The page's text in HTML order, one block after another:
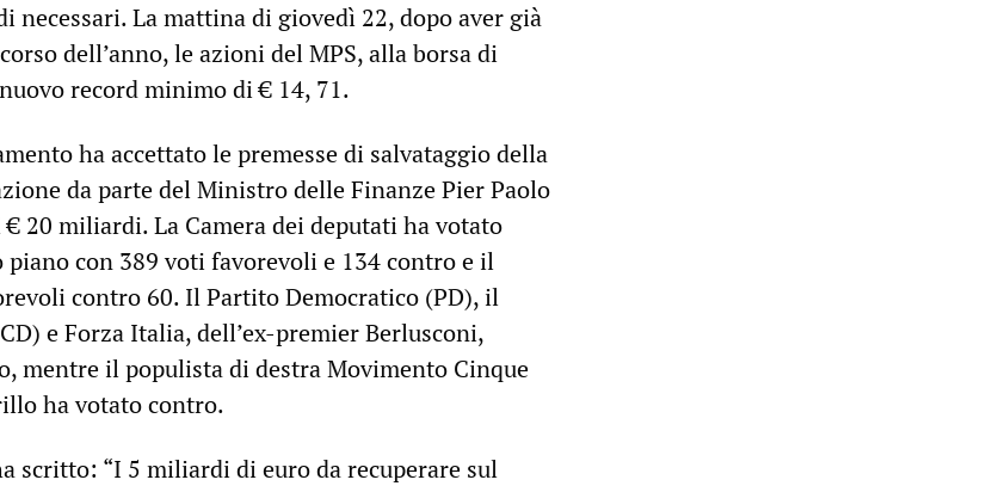
necessari. La mattina di giovedì 22, dopo aver già
dell’anno, le azioni del MPS, alla borsa di
record minimo di € 14, 71.
ha accettato le premesse di salvataggio della
da parte del Ministro delle Finanze Pier Paolo
20 miliardi. La Camera dei deputati ha votato
piano con 389 voti favorevoli e 134 contro e il
contro 60. Il Partito Democratico (PD), il
e Forza Italia, dell’ex-premier Berlusconi,
mentre il populista di destra Movimento Cinque
ha votato contro.
scritto: “I 5 miliardi di euro da recuperare sul